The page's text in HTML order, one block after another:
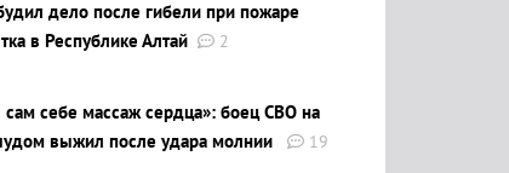
дело после гибели при пожаре
в Республике Алтай
2
сам себе массаж сердца»: боец СВО на
выжил после удара молнии
19